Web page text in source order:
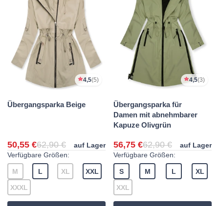
4,5(5)
Übergangsparka Beige
50,55 €62,90 €
auf Lager
Verfügbare Größen:
M L XL XXL
XXXL
4,5(3)
Übergangsparka für
Damen mit abnehmbarer
Kapuze Olivgrün
56,75 €62,90 €
auf Lager
Verfügbare Größen:
S M L XL
XXL